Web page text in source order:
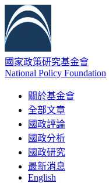
國家政策研究基金會
National Policy Foundation
關於基金會
全部文章
國政評論
國政分析
國政研究
最新消息
English